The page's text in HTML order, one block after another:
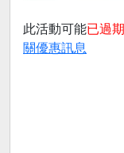
此活動可能已過期
關優惠訊息